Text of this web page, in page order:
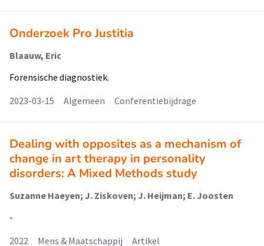
Onderzoek Pro Justitia
Blaauw, Eric
Forensische diagnostiek.
2023-03-15
Algemeen Conferentiebijdrage
Dealing with opposites as a mechanism of
change in art therapy in personality
disorders: A Mixed Methods study
Suzanne Haeyen; J. Ziskoven; J. Heijman; E. Joosten
-
2022
Mens & Maatschappij Artikel